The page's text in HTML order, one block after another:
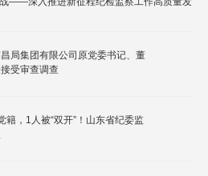
局集团有限公司原党委书记、董
受审查调查
籍，1人被“双开”！山东省纪委监